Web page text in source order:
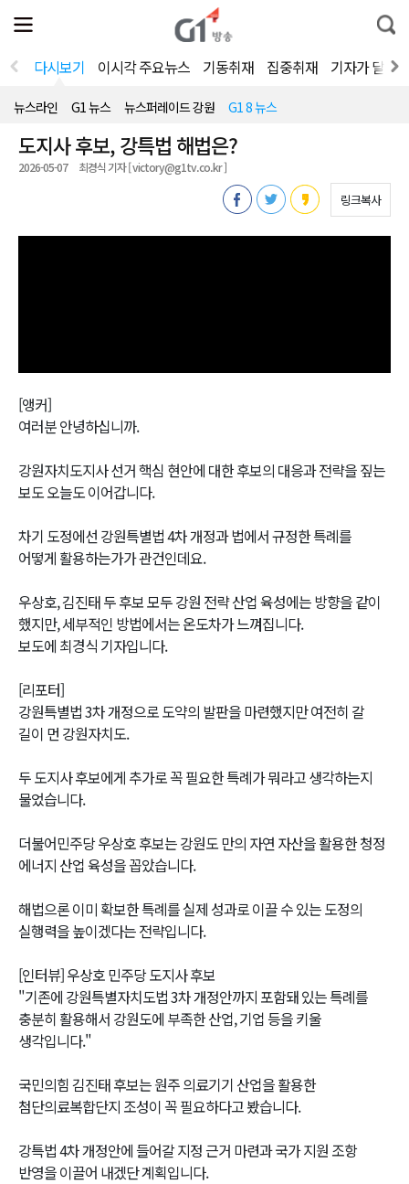
전
체
뉴
열
통
합
색
다시보기 이시각 주요뉴스 기동취재 집중취재 기자가 달려
뉴스라인 G1 뉴스 뉴스퍼레이드 강원 G1 8 뉴스
도지사 후보, 강특법 해법은?
2026-05-07 최경식 기자 [ victory@g1tv.co.kr ]
링크복사
[앵커]
여러분 안녕하십니까.
강원자치도지사 선거 핵심 현안에 대한 후보의 대응과 전략을 짚는
보도 오늘도 이어갑니다.
차기 도정에선 강원특별법 4차 개정과 법에서 규정한 특례를
어떻게 활용하는가가 관건인데요.
우상호, 김진태 두 후보 모두 강원 전략 산업 육성에는 방향을 같이
했지만, 세부적인 방법에서는 온도차가 느껴집니다.
보도에 최경식 기자입니다.
[리포터]
강원특별법 3차 개정으로 도약의 발판을 마련했지만 여전히 갈
길이 먼 강원자치도.
두 도지사 후보에게 추가로 꼭 필요한 특례가 뭐라고 생각하는지
물었습니다.
더불어민주당 우상호 후보는 강원도 만의 자연 자산을 활용한 청정
에너지 산업 육성을 꼽았습니다.
해법으론 이미 확보한 특례를 실제 성과로 이끌 수 있는 도정의
실행력을 높이겠다는 전략입니다.
[인터뷰] 우상호 민주당 도지사 후보
"기존에 강원특별자치도법 3차 개정안까지 포함돼 있는 특례를
충분히 활용해서 강원도에 부족한 산업, 기업 등을 키울
생각입니다."
국민의힘 김진태 후보는 원주 의료기기 산업을 활용한
첨단의료복합단지 조성이 꼭 필요하다고 봤습니다.
강특법 4차 개정안에 들어갈 지정 근거 마련과 국가 지원 조항
반영을 이끌어 내겠단 계획입니다.